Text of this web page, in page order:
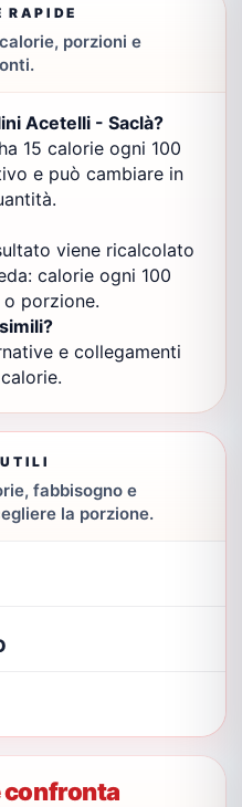
RAPIDE
porzioni e
Acetelli - Saclà?
15 calorie ogni 100
e può cambiare in
viene ricalcolato
calorie ogni 100
porzione.
e collegamenti
fabbisogno e
la porzione.
confronta